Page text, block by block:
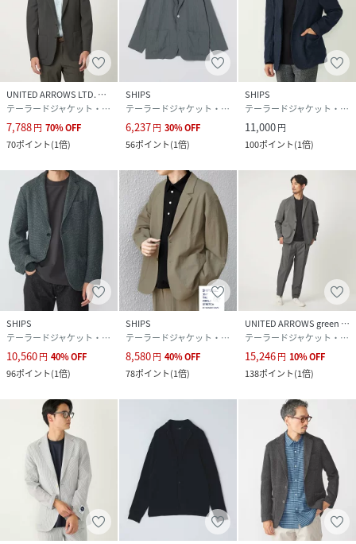
UNITED ARROWS LTD. OUTLET
テーラードジャケット・ブレザー
7,788円 70%OFF
70ポイント(1倍)
SHIPS
テーラードジャケット・ブレザー
6,237円 30%OFF
56ポイント(1倍)
SHIPS
テーラードジャケット・ブレザー
11,000円
100ポイント(1倍)
SHIPS
テーラードジャケット・ブレザー
10,560円 40%OFF
96ポイント(1倍)
SHIPS
テーラードジャケット・ブレザー
8,580円 40%OFF
78ポイント(1倍)
UNITED ARROWS green label relaxing
テーラードジャケット・ブレザー
15,246円 10%OFF
138ポイント(1倍)